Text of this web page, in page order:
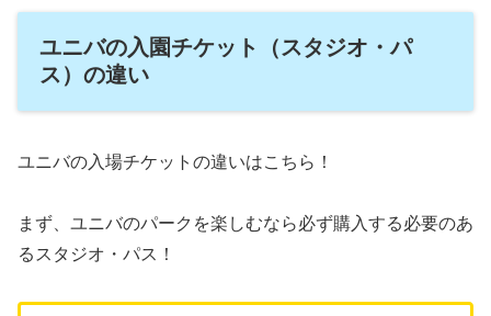
ユニバの入園チケット（スタジオ・パ
ス）の違い
ユニバの入場チケットの違いはこちら！
まず、ユニバのパークを楽しむなら必ず購入する必要のあ
るスタジオ・パス！